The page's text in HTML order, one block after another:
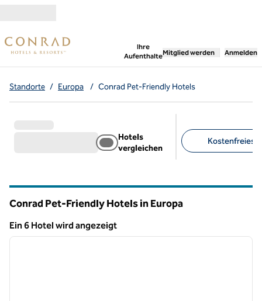
Ihre
Aufenthalte
,öffnet neue
Mitglied werden Anmelden
Standorte / Europa / Conrad Pet-Friendly Hotels
Hotels
vergleichen
Kostenfreies
Conrad Pet-Friendly Hotels in Europa
Ein 6 Hotel wird angezeigt
Ein 6 Hotel wird angezeigt
1 von 12